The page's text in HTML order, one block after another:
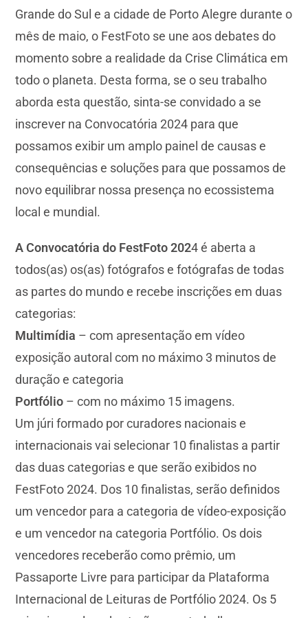
Grande do Sul e a cidade de Porto Alegre durante o
mês de maio, o FestFoto se une aos debates do
momento sobre a realidade da Crise Climática em
todo o planeta. Desta forma, se o seu trabalho
aborda esta questão, sinta-se convidado a se
inscrever na Convocatória 2024 para que
possamos exibir um amplo painel de causas e
consequências e soluções para que possamos de
novo equilibrar nossa presença no ecossistema
local e mundial.
A Convocatória do FestFoto 2024 é aberta a
todos(as) os(as) fotógrafos e fotógrafas de todas
as partes do mundo e recebe inscrições em duas
categorias:
Multimídia – com apresentação em vídeo
exposição autoral com no máximo 3 minutos de
duração e categoria
Portfólio – com no máximo 15 imagens.
Um júri formado por curadores nacionais e
internacionais vai selecionar 10 finalistas a partir
das duas categorias e que serão exibidos no
FestFoto 2024. Dos 10 finalistas, serão definidos
um vencedor para a categoria de vídeo-exposição
e um vencedor na categoria Portfólio. Os dois
vencedores receberão como prêmio, um
Passaporte Livre para participar da Plataforma
Internacional de Leituras de Portfólio 2024. Os 5